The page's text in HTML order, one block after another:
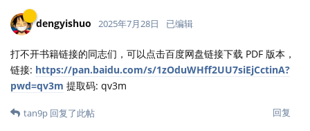
dengyishuo 2025年7月28日 已编辑
打不开书籍链接的同志们，可以点击百度网盘链接下载 PDF 版本，
链接: https://pan.baidu.com/s/1zOduWHff2UU7siEjCctinA?
pwd=qv3m 提取码: qv3m
回复
tan9p 回复了此帖